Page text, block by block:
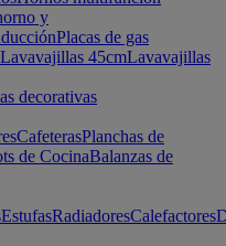
y
Placas de gas
Lavavajillas 45cmLavavajillas
decorativas
CafeterasPlanchas de
de CocinaBalanzas de
EstufasRadiadoresCalefactores